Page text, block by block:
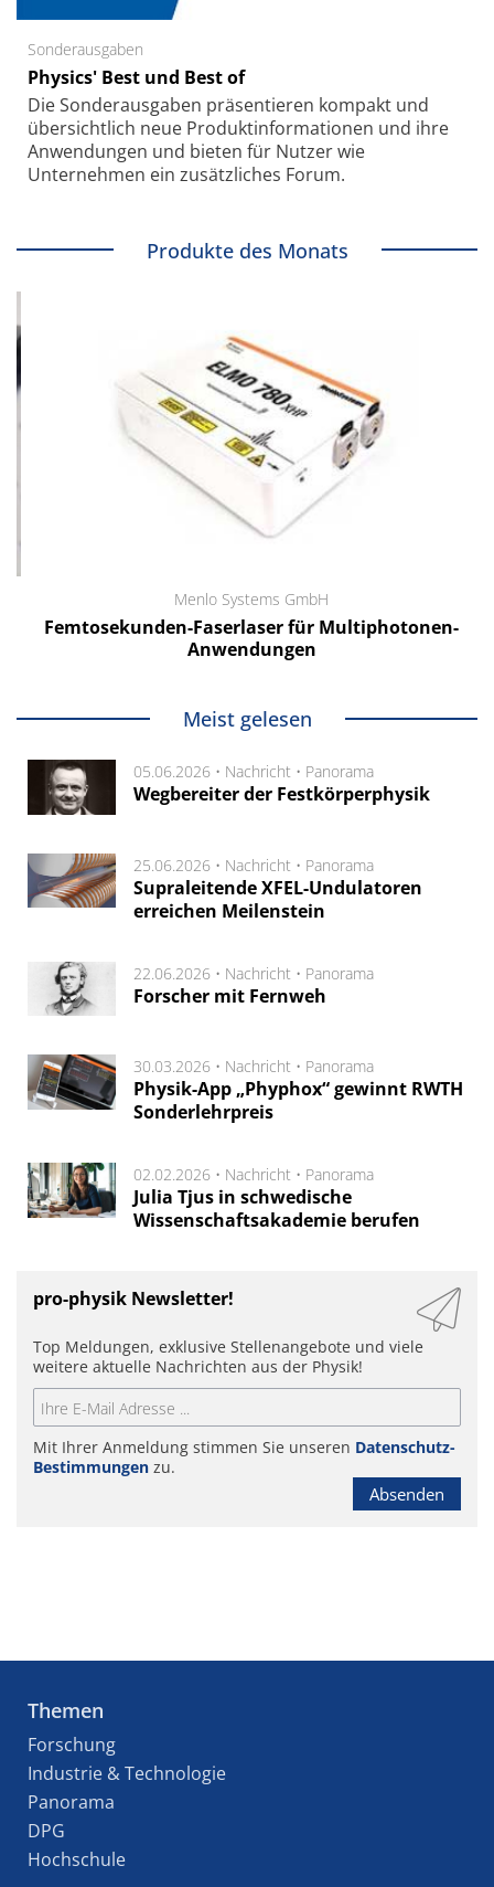
Sonderausgaben
Physics' Best und Best of
Die Sonder­ausgaben präsentieren kompakt und
übersichtlich neue Produkt­informationen und ihre
Anwendungen und bieten für Nutzer wie
Unternehmen ein zusätzliches Forum.
Produkte des Monats
Menlo Systems GmbH
Femtosekunden-Faserlaser für Multiphotonen-
Anwendungen
Meist gelesen
05.06.2026 • Nachricht • Panorama
Wegbereiter der Festkörperphysik
25.06.2026 • Nachricht • Panorama
Supraleitende XFEL-Undulatoren
erreichen Meilenstein
22.06.2026 • Nachricht • Panorama
Forscher mit Fernweh
30.03.2026 • Nachricht • Panorama
Physik-App „Phyphox“ gewinnt RWTH
Sonderlehrpreis
02.02.2026 • Nachricht • Panorama
Julia Tjus in schwedische
Wissenschaftsakademie berufen
pro-physik Newsletter!
Top Meldungen, exklusive Stellenangebote und viele
weitere aktuelle Nachrichten aus der Physik!
Mit Ihrer Anmeldung stimmen Sie unseren Datenschutz-
Bestimmungen zu.
Absenden
Themen
Forschung
Industrie & Technologie
Panorama
DPG
Hochschule